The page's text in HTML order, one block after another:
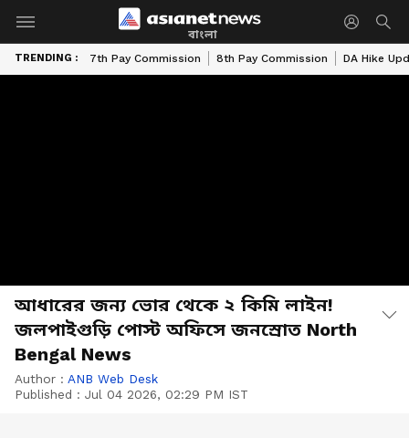
বাংলা
TRENDING : 7th Pay Commission 8th Pay Commission DA Hike
আধারের জন্য ভোর থেকে ২ কিমি লাইন!
জলপাইগুড়ি পোস্ট অফিসে জনস্রোত North
Bengal News
Author : ANB Web Desk
Published : Jul 04 2026, 02:29 PM IST